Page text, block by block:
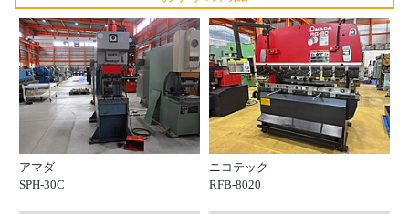
アマダ
SPH-30C
ニコテック
RFB-8020